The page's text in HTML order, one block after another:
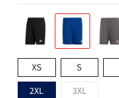
XS S
2XL
3XL